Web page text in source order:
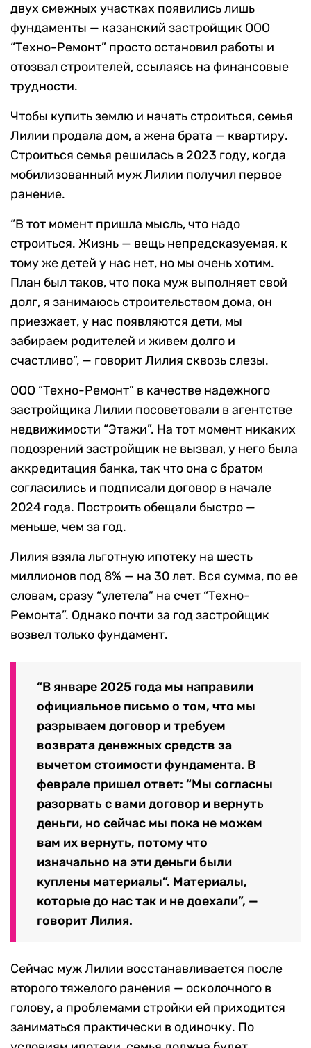
двух смежных участках появились лишь
фундаменты — казанский застройщик ООО
“Техно-Ремонт” просто остановил работы и
отозвал строителей, ссылаясь на финансовые
трудности.
Чтобы купить землю и начать строиться, семья
Лилии продала дом, а жена брата — квартиру.
Строиться семья решилась в 2023 году, когда
мобилизованный муж Лилии получил первое
ранение.
“В тот момент пришла мысль, что надо
строиться. Жизнь — вещь непредсказуемая, к
тому же детей у нас нет, но мы очень хотим.
План был таков, что пока муж выполняет свой
долг, я занимаюсь строительством дома, он
приезжает, у нас появляются дети, мы
забираем родителей и живем долго и
счастливо”, — говорит Лилия сквозь слезы.
ООО “Техно-Ремонт” в качестве надежного
застройщика Лилии посоветовали в агентстве
недвижимости “Этажи”. На тот момент никаких
подозрений застройщик не вызвал, у него была
аккредитация банка, так что она с братом
согласились и подписали договор в начале
2024 года. Построить обещали быстро —
меньше, чем за год.
Лилия взяла льготную ипотеку на шесть
миллионов под 8% — на 30 лет. Вся сумма, по ее
словам, сразу “улетела” на счет “Техно-
Ремонта”. Однако почти за год застройщик
возвел только фундамент.
“В январе 2025 года мы направили
официальное письмо о том, что мы
разрываем договор и требуем
возврата денежных средств за
вычетом стоимости фундамента. В
феврале пришел ответ: “Мы согласны
разорвать с вами договор и вернуть
деньги, но сейчас мы пока не можем
вам их вернуть, потому что
изначально на эти деньги были
куплены материалы”. Материалы,
которые до нас так и не доехали”, —
говорит Лилия.
Сейчас муж Лилии восстанавливается после
второго тяжелого ранения — осколочного в
голову, а проблемами стройки ей приходится
заниматься практически в одиночку. По